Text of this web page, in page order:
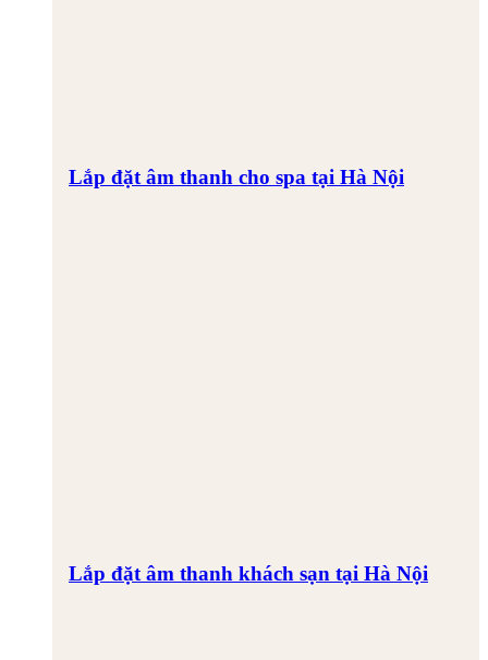
Lắp đặt âm thanh cho spa tại Hà Nội
Lắp đặt âm thanh khách sạn tại Hà Nội